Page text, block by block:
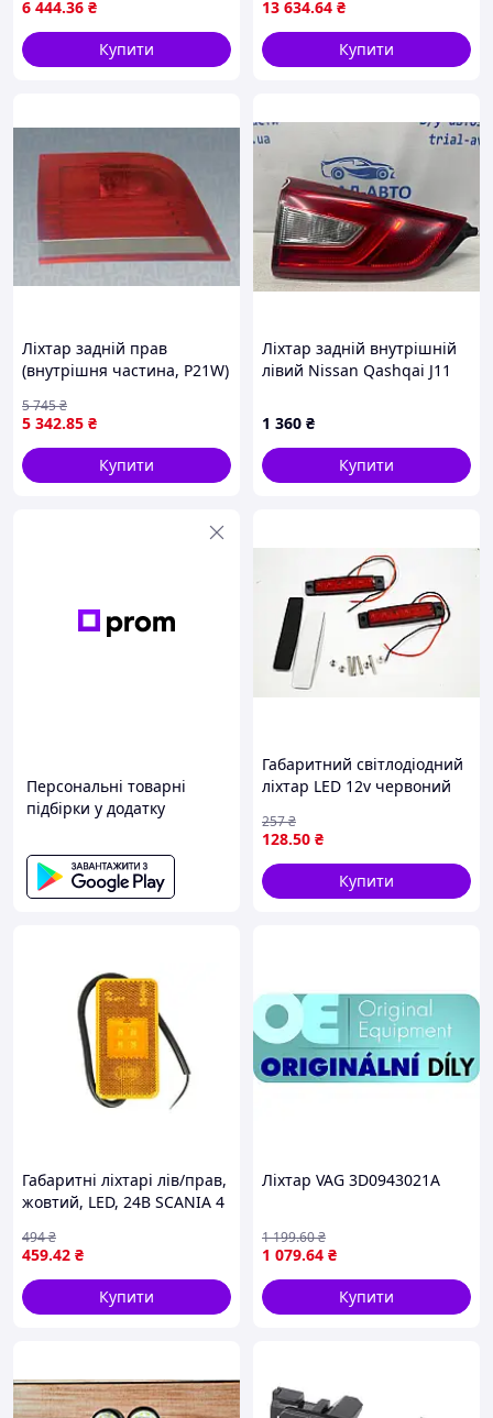
6 444.36 ₴
Купити
13 634.64 ₴
Купити
Ліхтар задній прав
(внутрішня частина, P21W)
714021880802 (Magneti
Marelli)
5 342.85 ₴
5 745₴
Купити
Ліхтар задній внутрішній
лівий Nissan Qashqai J11
1 360 ₴
Купити
Персональні товарні
підбірки у додатку
Габаритний світлодіодний
ліхтар LED 12v червоний
із 6 діодами для безпеки
на дорозі
128.50 ₴
257₴
Купити
Габаритні ліхтарі лів/прав,
жовтий, LED, 24В SCANIA 4
SC44272U
459.42 ₴
494₴
Купити
Ліхтар VAG 3D0943021A
1 079.64 ₴
1 199.60₴
Купити